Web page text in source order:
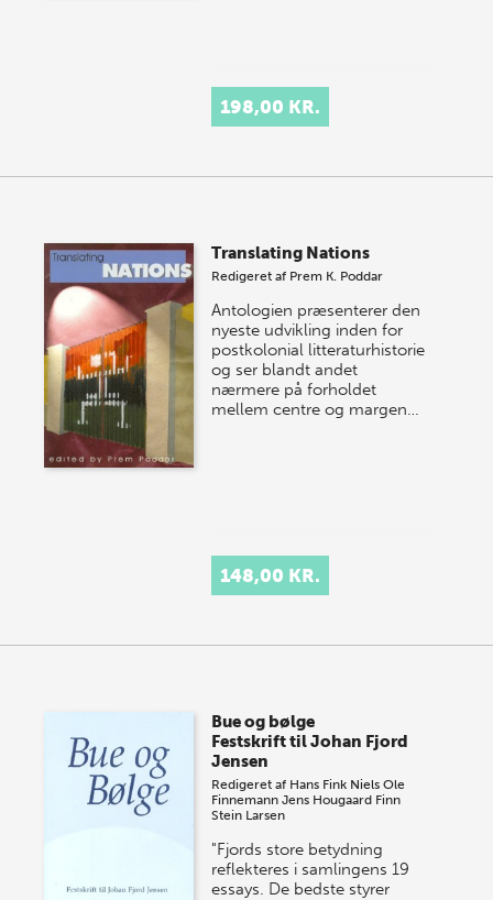
198,00 KR.
Translating Nations
Redigeret af Prem K. Poddar
Antologien præsenterer den
nyeste udvikling inden for
postkolonial litteraturhistorie
og ser blandt andet
nærmere på forholdet
mellem centre og margen…
148,00 KR.
Bue og bølge
Festskrift til Johan Fjord
Jensen
Redigeret af Hans Fink Niels Ole
Finnemann Jens Hougaard Finn
Stein Larsen
"Fjords store betydning
reflekteres i samlingens 19
essays. De bedste styrer